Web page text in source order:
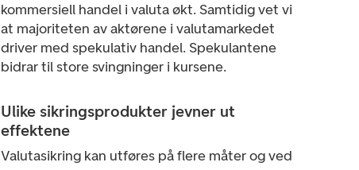
kommersiell handel i valuta økt. Samtidig vet vi
at majoriteten av aktørene i valutamarkedet
driver med spekulativ handel. Spekulantene
bidrar til store svingninger i kursene.
Ulike sikringsprodukter jevner ut
effektene
Valutasikring kan utføres på flere måter og ved